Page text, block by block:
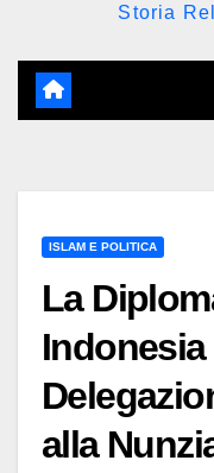
Storia
ISLAM E POLITICA
La
Indonesia
alla